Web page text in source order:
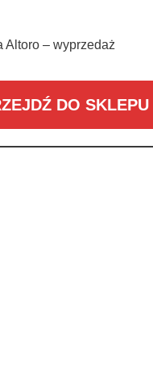
Altoro – wyprzedaż
DO SKLEPU